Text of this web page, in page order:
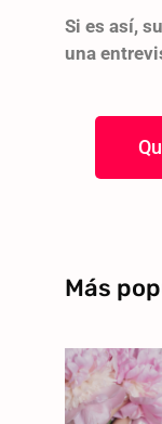
Si es así,
una
Más